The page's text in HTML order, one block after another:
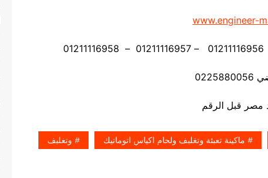
www.engineer-
ماكينة تعبئة وتغلبف ولحام اكياس اتوماتيك وتغلبف